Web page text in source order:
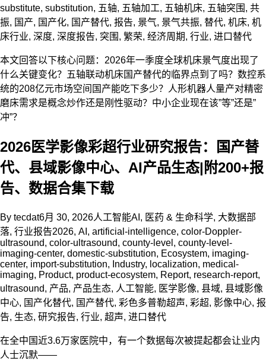
substitute, substitution, 五轴, 五轴加工, 五轴机床, 五轴突围 , 共
振, 国产, 国产化, 国产替代, 报告, 景气, 景气共振, 替代, 机床, 机
床行业, 深度, 深度报告, 突围 , 繁荣, 经济周期, 行业, 进口替代
本文回答以下核心问题：2026年一季度全球机床景气度出现了
什么关键变化？五轴联动机床国产替代的临界点到了吗？数控系
统的208亿元市场空间国产能吃下多少？人形机器人量产对精密
磨床需求是概念炒作还是刚性驱动？中小企业现在该”等”还是”
冲”？
2026医学影像彩超行业研究报告：国产替
代、县域影像中心、AI产品生态|附200+报
告、数据合集下载
By tecdat6月 30, 2026人工智能AI , 医药 & 生命科学, 大数据部
落, 行业报告2026, AI , artificial-intelligence, color-Doppler-
ultrasound, color-ultrasound, county-level , county-level-
imaging-center, domestic-substitution, Ecosystem, imaging-
center, import-substitution, Industry, localization, medical-
imaging, Product, product-ecosystem, Report, research-report,
ultrasound, 产品, 产品生态, 人工智能, 医学影像, 县域, 县域影像
中心, 国产化替代, 国产替代, 彩色多普勒超声, 彩超, 影像中心, 报
告, 生态, 研究报告, 行业, 超声, 进口替代
在全中国近3.6万家医院中，有一个数据每次被提起都会让业内
人士沉默——